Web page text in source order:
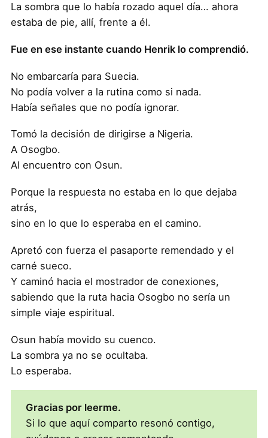
La sombra que lo había rozado aquel día… ahora
estaba de pie, allí, frente a él.
Fue en ese instante cuando Henrik lo comprendió.
No embarcaría para Suecia.
No podía volver a la rutina como si nada.
Había señales que no podía ignorar.
Tomó la decisión de dirigirse a Nigeria.
A Osogbo.
Al encuentro con Osun.
Porque la respuesta no estaba en lo que dejaba
atrás,
sino en lo que lo esperaba en el camino.
Apretó con fuerza el pasaporte remendado y el
carné sueco.
Y caminó hacia el mostrador de conexiones,
sabiendo que la ruta hacia Osogbo no sería un
simple viaje espiritual.
Osun había movido su cuenco.
La sombra ya no se ocultaba.
Lo esperaba.
Gracias por leerme.
Si lo que aquí comparto resonó contigo,